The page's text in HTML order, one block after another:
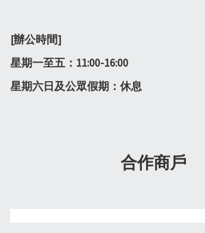
[辦公時間]
星期一至五：11:00-16:00
星期六日及公眾假期：休息
合作商戶